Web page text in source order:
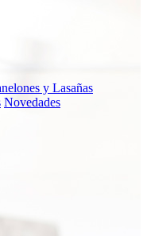
y Lasañas
Novedades